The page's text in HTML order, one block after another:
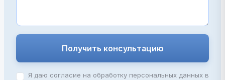
Получить консультацию
Я даю согласие на обработку персональных данных в